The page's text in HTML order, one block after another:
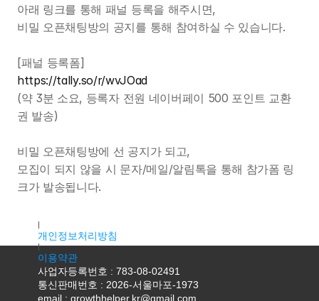
아래 링크를 통해 패널 등록을 해주시면,
비밀 오픈채팅방의 공지를 통해 참여하실 수 있습니다.
[패널 등록폼]
https://tally.so/r/wvJOad
(약 3분 소요, 등록자 전원 네이버페이 500 포인트 교환
권 발송)
비밀 오픈채팅방에 선 공지가 되고,
모집이 되지 않을 시 문자/메일/알림톡을 통해 참가폼 링
크가 발송됩니다.
개인정보처리방침
이용약관
사업자등록번호 : 783-08-02491
통신판매번호 : 2026-서울마포-1973
email : growthhelper.kr@gmail.com